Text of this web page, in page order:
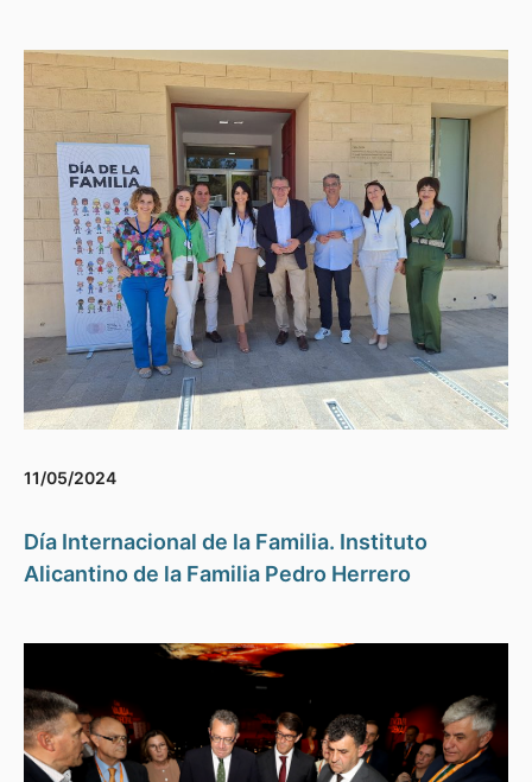
11/05/2024
Día Internacional de la Familia. Instituto
Alicantino de la Familia Pedro Herrero